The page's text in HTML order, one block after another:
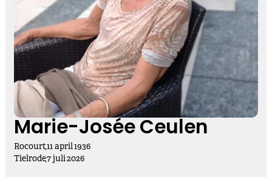
Marie-Josée Ceulen
Rocourt,11april1936
Tielrode,7juli2026
Kies dit gedicht
Vasthouden bij afscheid
Afscheid nemen, is niet loslaten
Het is een andere manier van vasthouden
Kies dit gedicht